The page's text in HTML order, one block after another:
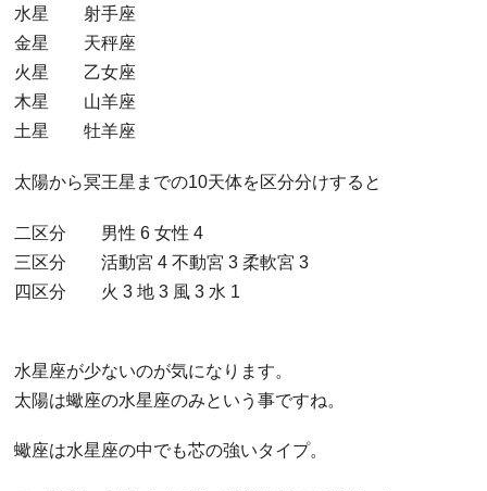
水星 射手座
金星 天秤座
火星 乙女座
木星 山羊座
土星 牡羊座
太陽から冥王星までの10天体を区分分けすると
二区分 男性 6 女性 4
三区分 活動宮 4 不動宮 3 柔軟宮 3
四区分 火 3 地 3 風 3 水 1
水星座が少ないのが気になります。
太陽は蠍座の水星座のみという事ですね。
蠍座は水星座の中でも芯の強いタイプ。